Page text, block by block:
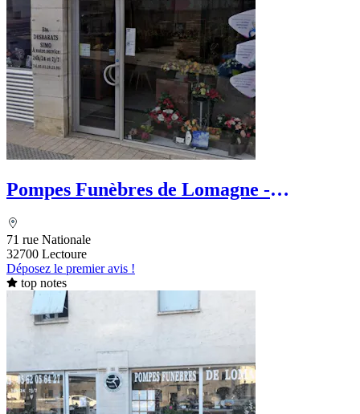
Pompes Funèbres de Lomagne -
71 rue Nationale
32700 Lectoure
Déposez le premier avis !
top notes